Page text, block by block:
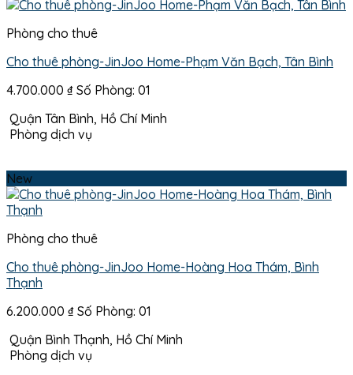
Phòng cho thuê
Cho thuê phòng-JinJoo Home-Phạm Văn Bạch, Tân Bình
4.700.000 ₫ Số Phòng: 01
Quận Tân Bình, Hồ Chí Minh
Phòng dịch vụ
New
Phòng cho thuê
Cho thuê phòng-JinJoo Home-Hoàng Hoa Thám, Bình
Thạnh
6.200.000 ₫ Số Phòng: 01
Quận Bình Thạnh, Hồ Chí Minh
Phòng dịch vụ